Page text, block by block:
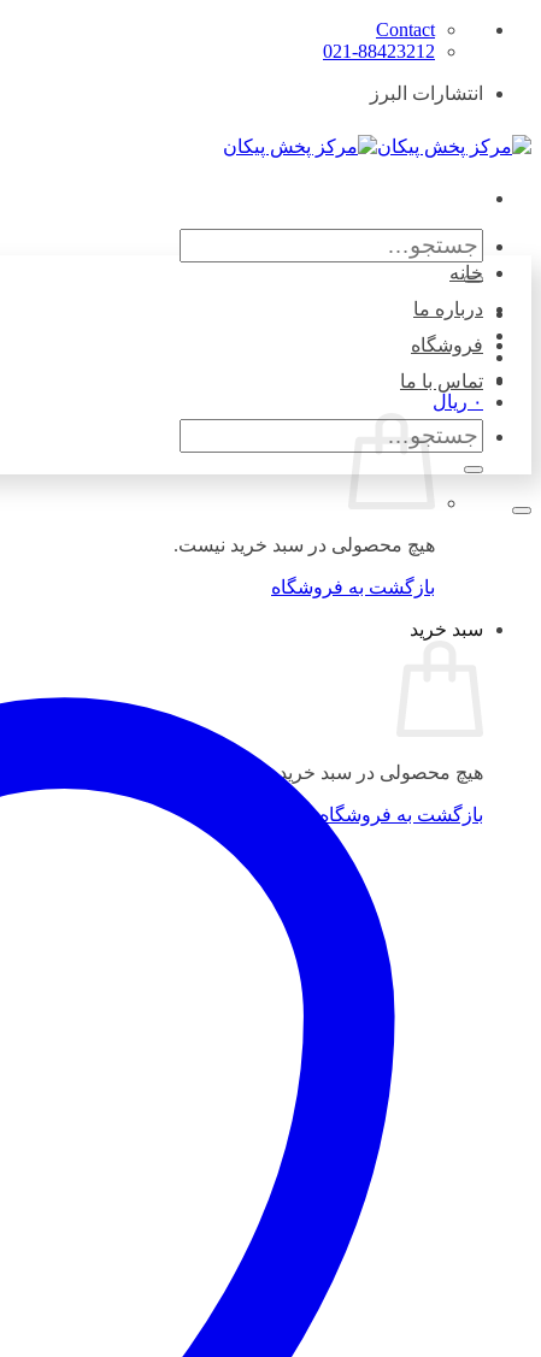
Skip
Contact
021-88423212
انتشارات البرز
جستجو
برای:
۰ ریال
هیچ محصولی در سبد خرید نیست.
بازگشت به فروشگاه
سبد خرید
هیچ محصولی در سبد خرید نیست.
بازگشت به فروشگاه
خانه
درباره ما
فروشگاه
تماس با ما
جستجو
برای: